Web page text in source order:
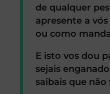
de qualquer
apresente a
ou como
E isto vos dou
sejais
saibais que